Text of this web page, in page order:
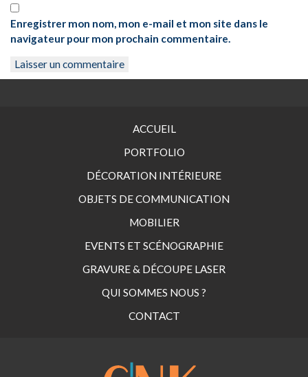
Enregistrer mon nom, mon e-mail et mon site dans le
navigateur pour mon prochain commentaire.
ACCUEIL
PORTFOLIO
DÉCORATION INTÉRIEURE
OBJETS DE COMMUNICATION
MOBILIER
EVENTS ET SCÉNOGRAPHIE
GRAVURE & DÉCOUPE LASER
QUI SOMMES NOUS ?
CONTACT